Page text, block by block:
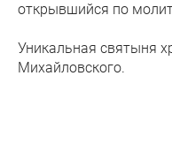
открывшийся по
Уникальная святыня
Михайловского.